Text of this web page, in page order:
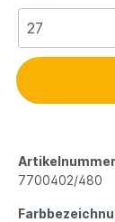
7700402/480